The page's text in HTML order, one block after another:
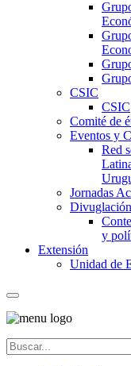
CSIC
CSIC
Comité de
Eventos y
Red
Jornadas
y
Extensión
Unidad de